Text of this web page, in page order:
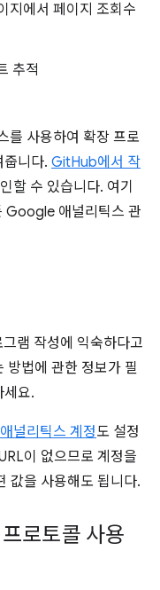
지에서 페이지 조회수
추적
를 사용하여 확장 프로
줍니다. GitHub에서 작
할 수 있습니다. 여기
Google 애널리틱스 관
램 작성에 익숙하다고
방법에 관한 정보가 필
세요.
널리틱스 계정도 설정
이 없으므로 계정을
값을 사용해도 됩니다.
로토콜 사용